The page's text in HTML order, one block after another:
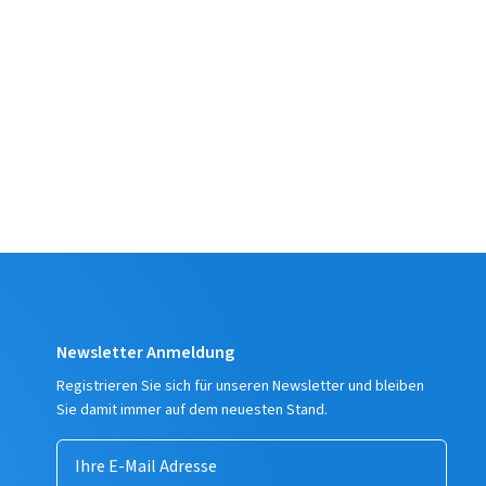
Newsletter Anmeldung
Registrieren Sie sich für unseren Newsletter und bleiben
Sie damit immer auf dem neuesten Stand.